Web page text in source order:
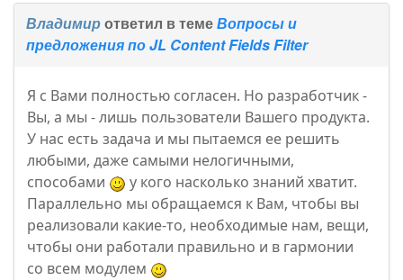
Владимирответил в темеВопросы и
предложения по JL Content Fields Filter
Я с Вами полностью согласен. Но разработчик -
Вы, а мы - лишь пользователи Вашего продукта.
У нас есть задача и мы пытаемся ее решить
любыми, даже самыми нелогичными,
способами
у кого насколько знаний хватит.
Параллельно мы обращаемся к Вам, чтобы вы
реализовали какие-то, необходимые нам, вещи,
чтобы они работали правильно и в гармонии
со всем модулем